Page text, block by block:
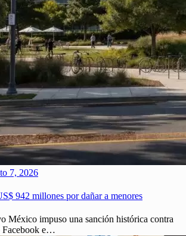
7, 2026
942 millones por dañar a menores
México impuso una sanción histórica contra
Facebook e…